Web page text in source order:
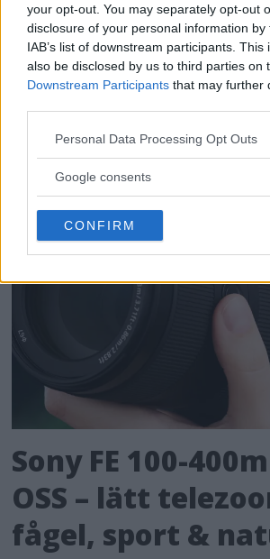
your opt-out. You may separately opt-out
disclosure of your personal information
IAB’s list of downstream participants.
also be disclosed by us to third parties on
Downstream Participants that may further
Please note that this website/app uses
not limited to your visit or usage
use your data for below specified
consent section.
Personal Data Processing Opt Outs
Google consents
CONFIRM
Dolby Vision 2
nästa
ger bättre
Sony FE 100-
OSS – lätt
fågel, sport &